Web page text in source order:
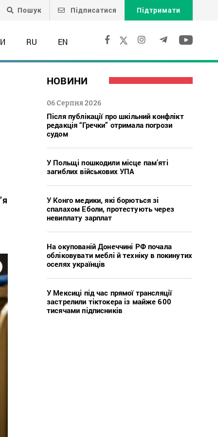
Пошук Підписатися Підтримати
RU EN
НОВИНИ
06 Серпня 2026
Після публікації про шкільний конфлікт
редакція “Гречки” отримала погрози
судом
У Польщі пошкодили місце пам’яті
загиблих військових УПА
У Конго медики, які борються зі
спалахом Еболи, протестують через
невиплату зарплат
На окупованій Донеччині РФ почала
обліковувати меблі й техніку в покинутих
оселях українців
У Мексиці під час прямої трансляції
застрелили тіктокера із майже 600
тисячами підписників